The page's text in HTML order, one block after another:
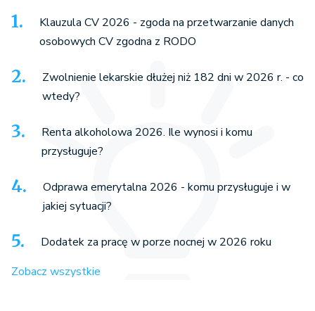
Klauzula CV 2026 - zgoda na przetwarzanie danych
osobowych CV zgodna z RODO
Zwolnienie lekarskie dłużej niż 182 dni w 2026 r. - co
wtedy?
Renta alkoholowa 2026. Ile wynosi i komu
przysługuje?
Odprawa emerytalna 2026 - komu przysługuje i w
jakiej sytuacji?
Dodatek za pracę w porze nocnej w 2026 roku
Zobacz wszystkie